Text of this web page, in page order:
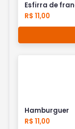
Esfirra de
R$ 11,00
Hamburguer
R$ 11,00